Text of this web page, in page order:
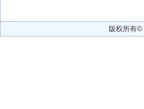
版权所有©